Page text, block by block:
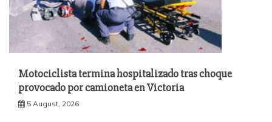
Motociclista termina hospitalizado tras choque
provocado por camioneta en Victoria
5 August, 2026